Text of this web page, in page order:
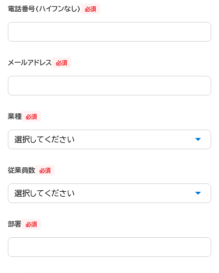
必須
電話番号(ハイフンなし)
必須
メールアドレス
必須
業種
必須
従業員数
必須
部署